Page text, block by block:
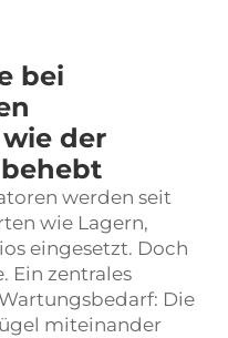
bei
der
werden seit
wie Lagern,
eingesetzt. Doch
Ein zentrales
Die
miteinander